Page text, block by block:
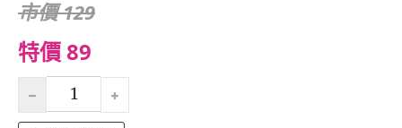
市價 129
特價 89